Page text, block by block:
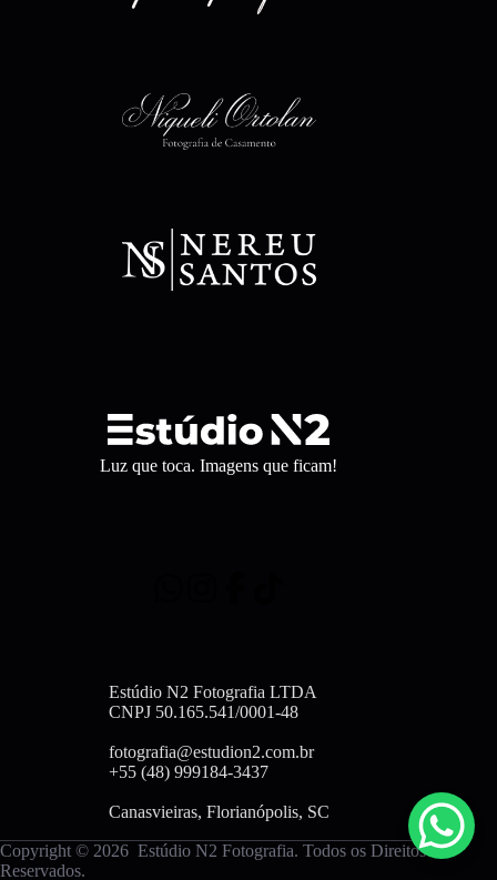
Luz que toca. Imagens que ficam!
Estúdio N2 Fotografia LTDA
CNPJ 50.165.541/0001-48
fotografia@estudion2.com.br
+55 (48) 999184-3437
Canasvieiras, Florianópolis, SC
Copyright © 2026 Estúdio N2 Fotografia. Todos os Direitos
Reservados.